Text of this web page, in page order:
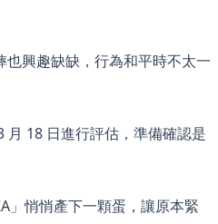
興趣缺缺，行為和平時不太一
月 18 日進行評估，準備確認是
」悄悄產下一顆蛋，讓原本緊